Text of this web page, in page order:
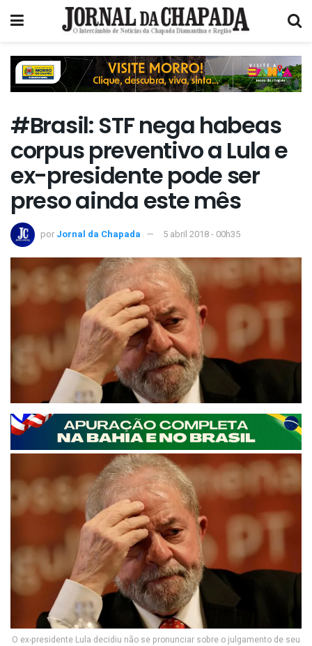
#Brasil: STF nega habeas
corpus preventivo a Lula e
ex-presidente pode ser
preso ainda este mês
por Jornal da Chapada 5 abril 2018 - 00h35
O ex-presidente Lula decidiu não se pronunciar sobre o julgamento de seu